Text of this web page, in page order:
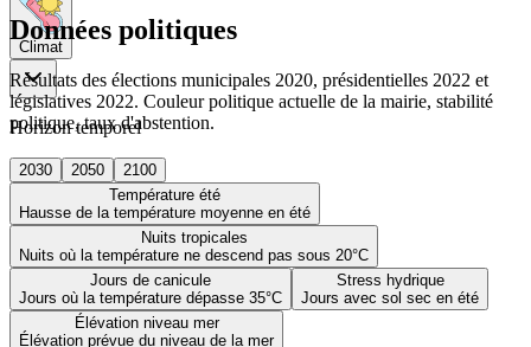
Climat
Horizon temporel
2030 2050
2100
Température été
Hausse de la température moyenne en été
Nuits tropicales
Nuits où la température ne descend pas sous 20°C
Jours de canicule
Jours où la température dépasse 35°C
Stress hydrique
Jours avec sol sec en été
Élévation niveau mer
Élévation prévue du niveau de la mer
Données politiques
Résultats des élections municipales 2020, présidentielles 2022 et
législatives 2022. Couleur politique actuelle de la mairie, stabilité
politique, taux d'abstention.